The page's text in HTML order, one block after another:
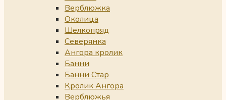
Верблюжка
Околица
Шелкопряд
Северянка
Ангора кролик
Банни
Банни Стар
Кролик Ангора
Верблюжья